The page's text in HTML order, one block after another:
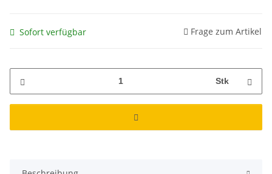
Sofort verfügbar Frage zum Artikel
Stk